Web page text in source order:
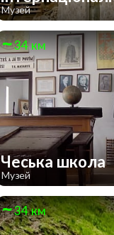
Музей
34 км
Чеська школа
Музей
34 км